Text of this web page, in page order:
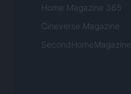
Home Magazine 365
Cineverse Magazine
SecondHomeMagazine